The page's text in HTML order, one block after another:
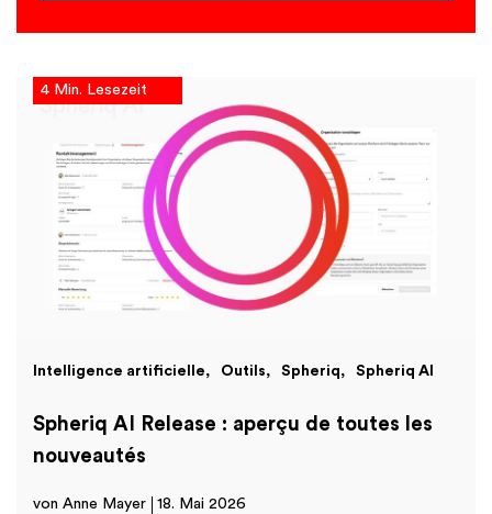
4 Min. Lesezeit
Intelligence artificielle Outils Spheriq Spheriq AI
Spheriq AI Release : aperçu de toutes les
nouveautés
von Anne Mayer 18. Mai 2026